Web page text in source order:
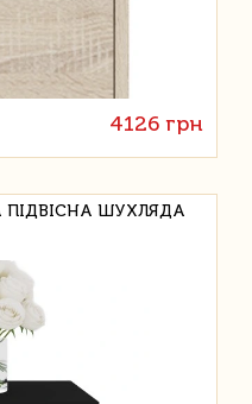
4126 грн
ШУХЛЯДА